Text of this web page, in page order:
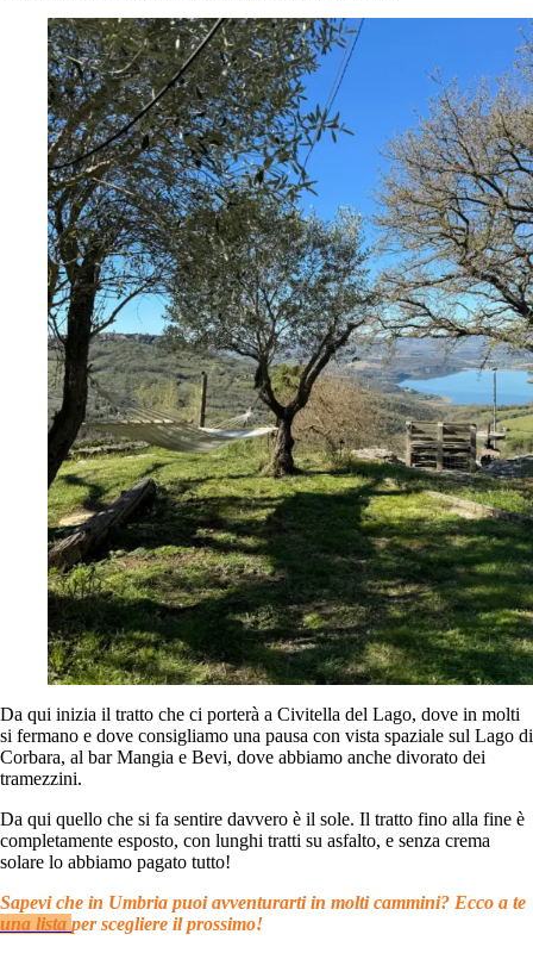
Da qui inizia il tratto che ci porterà a Civitella del Lago, dove in molti
si fermano e dove consigliamo una pausa con vista spaziale sul Lago di
Corbara, al bar Mangia e Bevi, dove abbiamo anche divorato dei
tramezzini.
Da qui quello che si fa sentire davvero è il sole. Il tratto fino alla fine è
completamente esposto, con lunghi tratti su asfalto, e senza crema
solare lo abbiamo pagato tutto!
Sapevi che in Umbria puoi avventurarti in molti cammini? Ecco a te
una lista per scegliere il prossimo!